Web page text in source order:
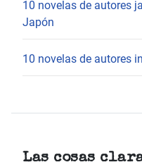
10 novelas de autores
Japón
10 novelas de autores
Las cosas